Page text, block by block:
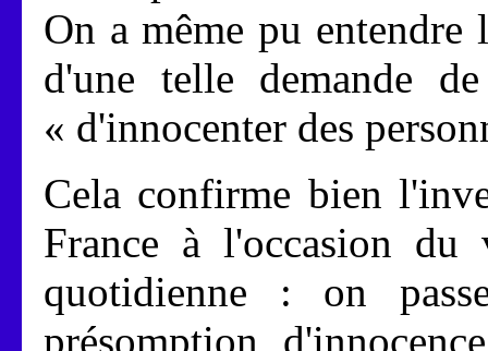
On a même pu
d'une telle demande
« d'innocenter des
Cela confirme bien
France à l'occasion
quotidienne : on
présomption